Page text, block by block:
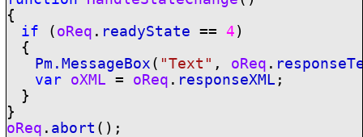
{
if ( oReq . readyState == 4 )
{
Pm.MessageBox ( "Text" , oReq .
var oXML = oReq . responseXML ;
}
}
oReq . abort ();